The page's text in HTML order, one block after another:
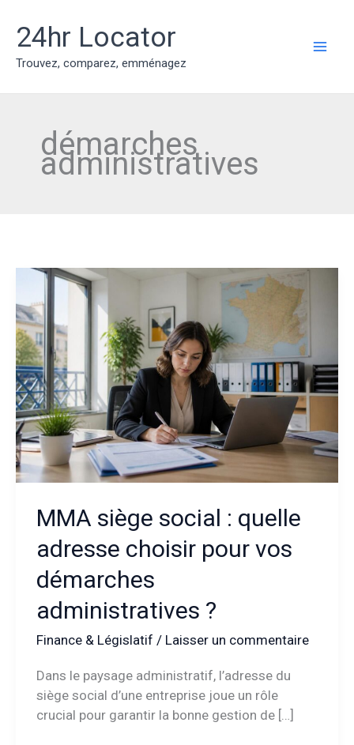
contenu
24hr Locator
Trouvez, comparez, emménagez
démarches
administratives
MMA siège social : quelle
adresse choisir pour vos
démarches
administratives ?
Finance & Législatif / Laisser un commentaire
Dans le paysage administratif, l’adresse du
siège social d’une entreprise joue un rôle
crucial pour garantir la bonne gestion de […]